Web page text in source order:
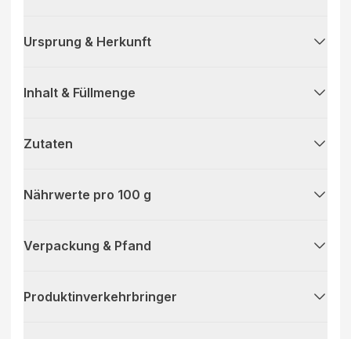
Ursprung & Herkunft
Inhalt & Füllmenge
Zutaten
Nährwerte pro 100 g
Verpackung & Pfand
Produktinverkehrbringer